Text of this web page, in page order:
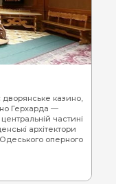
казино,
Герхарда —
частині
архітектори
оперного